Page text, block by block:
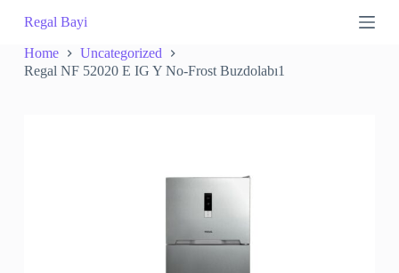
S
p
Regal Bayi
Home
Uncategorized
Regal NF 52020 E IG Y No-Frost Buzdolabı1